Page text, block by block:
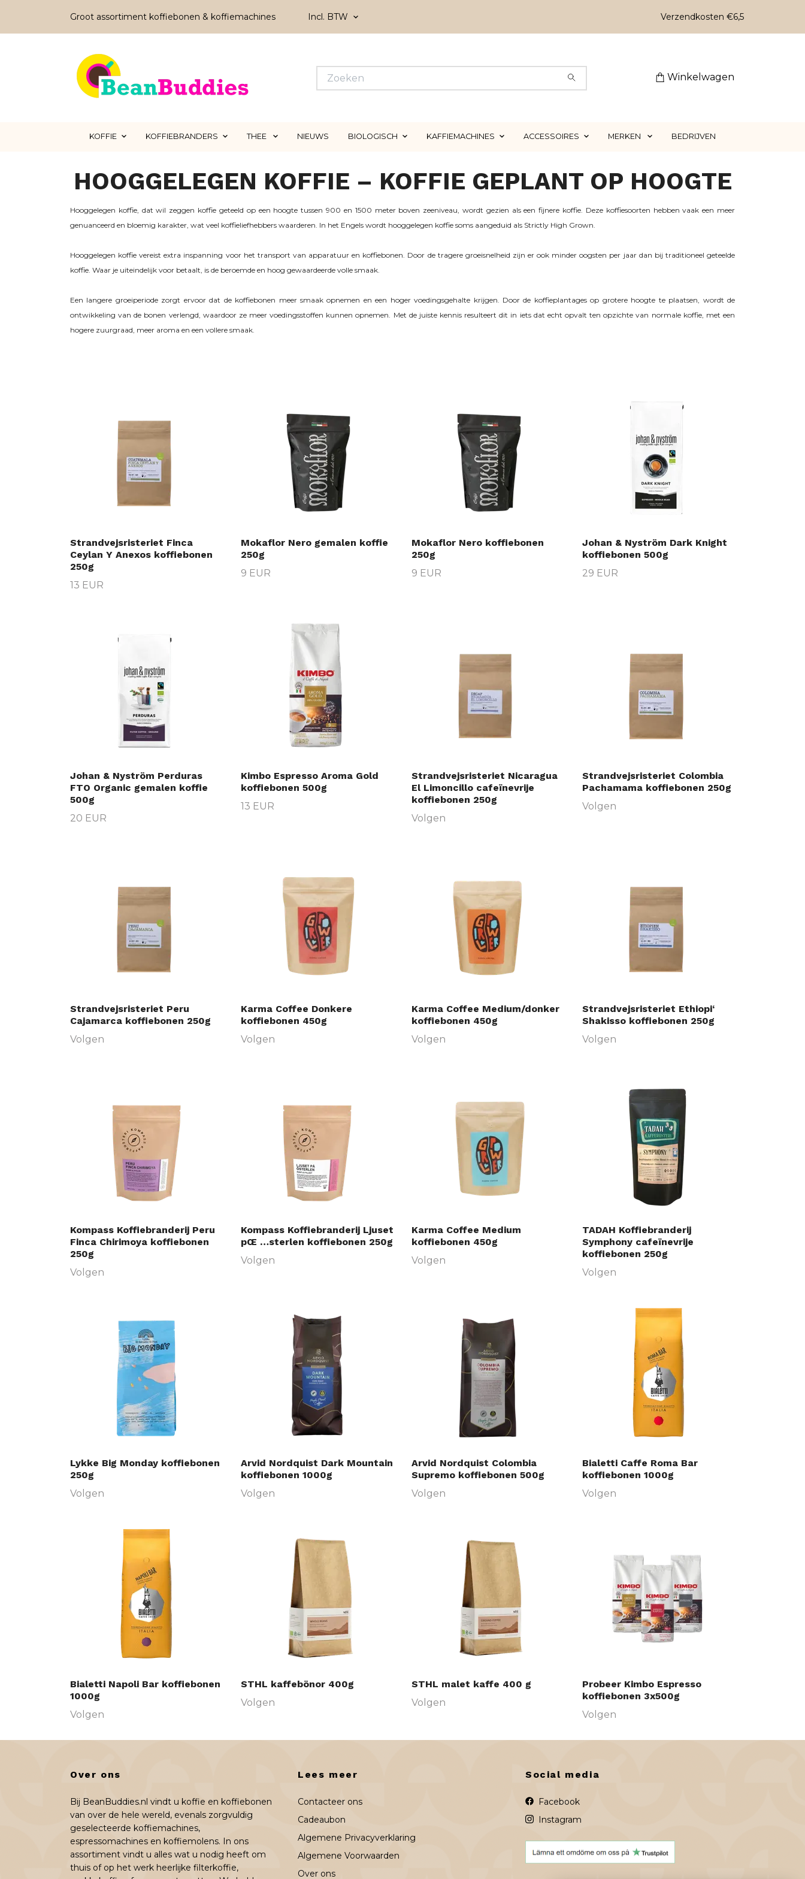
Groot assortiment koffiebonen & koffiemachines Incl. BTW Verzendkosten €6,5
Winkelwagen
KOFFIE KOFFIEBRANDERS THEE NIEUWS BIOLOGISCH KAFFIEMACHINES ACCESSOIRES MERKEN BEDRIJVEN
HOOGGELEGEN KOFFIE – KOFFIE GEPLANT OP HOOGTE
Hooggelegen koffie, dat wil zeggen koffie geteeld op een hoogte tussen 900 en 1500 meter boven zeeniveau, wordt gezien als een fijnere koffie. Deze koffiesoorten hebben vaak een meer
genuanceerd en bloemig karakter, wat veel koffieliefhebbers waarderen. In het Engels wordt hooggelegen koffie soms aangeduid als Strictly High Grown.
Hooggelegen koffie vereist extra inspanning voor het transport van apparatuur en koffiebonen. Door de tragere groeisnelheid zijn er ook minder oogsten per jaar dan bij traditioneel geteelde
koffie. Waar je uiteindelijk voor betaalt, is de beroemde en hoog gewaardeerde volle smaak.
Een langere groeiperiode zorgt ervoor dat de koffiebonen meer smaak opnemen en een hoger voedingsgehalte krijgen. Door de koffieplantages op grotere hoogte te plaatsen, wordt de
ontwikkeling van de bonen verlengd, waardoor ze meer voedingsstoffen kunnen opnemen. Met de juiste kennis resulteert dit in iets dat echt opvalt ten opzichte van normale koffie, met een
hogere zuurgraad, meer aroma en een vollere smaak.
Strandvejsristeriet Finca
Ceylan Y Anexos koffiebonen
250g
13 EUR
Mokaflor Nero gemalen koffie
250g
9 EUR
Mokaflor Nero koffiebonen
250g
9 EUR
Johan & Nyström Dark Knight
koffiebonen 500g
29 EUR
Johan & Nyström Perduras
FTO Organic gemalen koffie
500g
20 EUR
Kimbo Espresso Aroma Gold
koffiebonen 500g
13 EUR
Strandvejsristeriet Nicaragua
El Limoncillo cafeïnevrije
koffiebonen 250g
Volgen
Strandvejsristeriet Colombia
Pachamama koffiebonen 250g
Volgen
Strandvejsristeriet Peru
Cajamarca koffiebonen 250g
Volgen
Karma Coffee Donkere
koffiebonen 450g
Volgen
Karma Coffee Medium/donker
koffiebonen 450g
Volgen
Strandvejsristeriet Ethiopi‘
Shakisso koffiebonen 250g
Volgen
Kompass Koffiebranderij Peru
Finca Chirimoya koffiebonen
250g
Volgen
Kompass Koffiebranderij Ljuset
pŒ …sterlen koffiebonen 250g
Volgen
Karma Coffee Medium
koffiebonen 450g
Volgen
TADAH Koffiebranderij
Symphony cafeïnevrije
koffiebonen 250g
Volgen
Lykke Big Monday koffiebonen
250g
Volgen
Arvid Nordquist Dark Mountain
koffiebonen 1000g
Volgen
Arvid Nordquist Colombia
Supremo koffiebonen 500g
Volgen
Bialetti Caffe Roma Bar
koffiebonen 1000g
Volgen
Bialetti Napoli Bar koffiebonen
1000g
Volgen
STHL kaffebönor 400g
Volgen
STHL malet kaffe 400 g
Volgen
Probeer Kimbo Espresso
koffiebonen 3x500g
Volgen
Over ons
Bij BeanBuddies.nl vindt u koffie en koffiebonen
van over de hele wereld, evenals zorgvuldig
geselecteerde koffiemachines,
espressomachines en koffiemolens. In ons
assortiment vindt u alles wat u nodig heeft om
thuis of op het werk heerlijke filterkoffie,
Lees meer
Contacteer ons
Cadeaubon
Algemene Privacyverklaring
Algemene Voorwaarden
Over ons
Social media
Facebook
Instagram